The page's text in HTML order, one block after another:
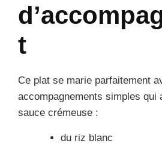
t
Ce plat se marie parfaitement
accompagnements simples qui
sauce crémeuse :
du riz blanc